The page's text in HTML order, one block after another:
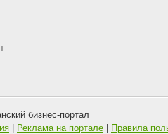
бизнес-портал
Реклама на портале Правила